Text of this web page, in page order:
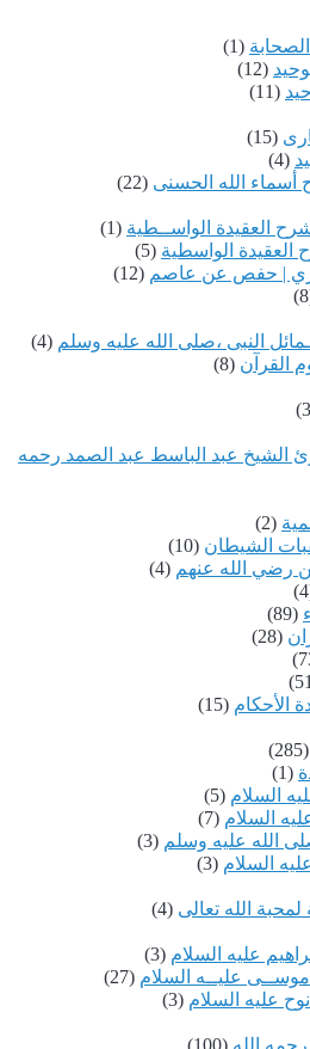
(1)
(12)
(11)
(15)
(4)
أسماء الله الحسنى (22)
شرح العقيدة الواســطية (1)
العقيدة الواسطية (5)
| حفص عن عاصم (12)
النبى ،صلى الله عليه وسلم (4)
القرآن (8)
الشيخ عبد الباسط عبد الصمد رحمه
(2)
الشيطان (10)
رضي الله عنهم (4)
(89)
(28)
الأحكام (15)
(285)
(1)
السلام (5)
السلام (7)
الله عليه وسلم (3)
السلام (3)
الله تعالى (4)
عليه السلام (3)
عليــه السلام (27)
عليه السلام (3)
الله (100)